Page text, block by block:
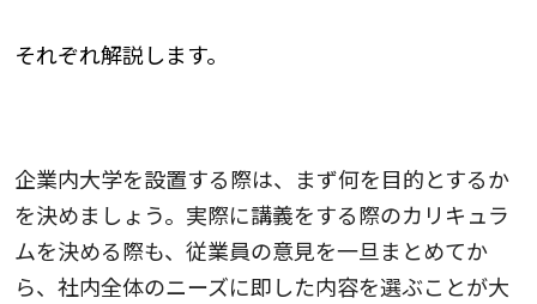
それぞれ解説します。
企業内大学を設置する際は、まず何を目的とするか
を決めましょう。実際に講義をする際のカリキュラ
ムを決める際も、従業員の意見を一旦まとめてか
ら、社内全体のニーズに即した内容を選ぶことが大